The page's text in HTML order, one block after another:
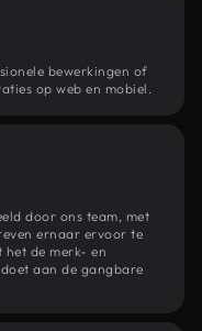
bewerkingen of
op web en mobiel.
door ons team, met
ernaar ervoor te
de merk- en
aan de gangbare